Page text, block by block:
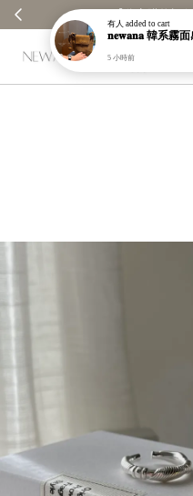
有人 added to cart
5 小時前